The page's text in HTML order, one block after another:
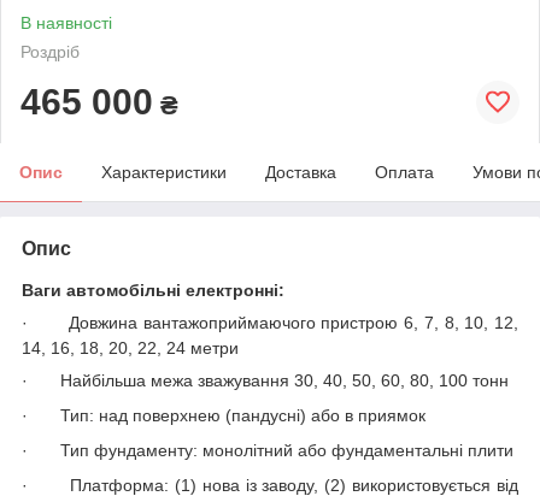
В наявності
Роздріб
465 000 ₴
Опис Характеристики Доставка Оплата Умови
Опис
Ваги автомобільні електронні:
·
Довжина вантажоприймаючого пристрою 6, 7, 8, 10, 12,
14, 16, 18, 20, 22, 24 метри
·
Найбільша межа зважування 30, 40, 50, 60, 80, 100 тонн
·
Тип: над поверхнею (пандусні) або в приямок
·
Тип фундаменту: монолітний або фундаментальні плити
·
Платформа: (1) нова із заводу, (2) використовується від